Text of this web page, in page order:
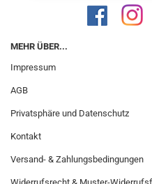
MEHR ÜBER...
Impressum
AGB
Privatsphäre und Datenschutz
Kontakt
Versand- & Zahlungsbedingungen